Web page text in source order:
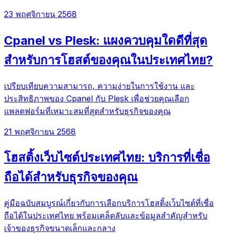
23 พฤศจิกายน 2568
Cpanel vs Plesk: แผงควบคุมใดดีที่สุด
สำหรับการโฮสต์ของคุณในประเทศไทย?
เปรียบเทียบความสามารถ, ความง่ายในการใช้งาน และ
ประสิทธิภาพของ Cpanel กับ Plesk เพื่อช่วยคุณเลือก
แพลตฟอร์มที่เหมาะสมที่สุดสำหรับธุรกิจของคุณ
21 พฤศจิกายน 2568
โฮสติ้งเว็บไซต์ประเทศไทย: บริการที่เชื่อ
ถือได้สำหรับธุรกิจของคุณ
คู่มือฉบับสมบูรณ์เกี่ยวกับการเลือกบริการโฮสติ้งเว็บไซต์ที่เชื่อ
ถือได้ในประเทศไทย พร้อมเคล็ดลับและข้อมูลสำคัญสำหรับ
เจ้าของธุรกิจขนาดเล็กและกลาง